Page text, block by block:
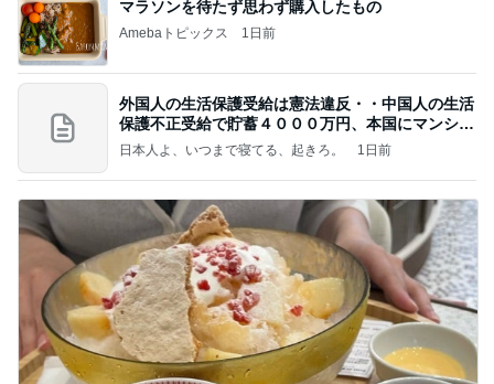
マラソンを待たず思わず購入したもの
Amebaトピックス 1日前
外国人の生活保護受給は憲法違反・・中国人の生活
保護不正受給で貯蓄４０００万円、本国にマンショ
ンを
日本人よ、いつまで寝てる、起きろ。 1日前